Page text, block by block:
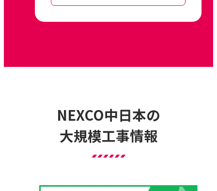
NEXCO中日本の
大規模工事情報